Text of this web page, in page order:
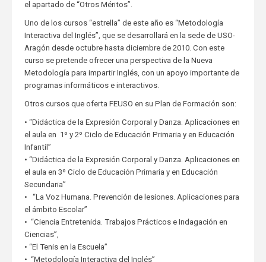
el apartado de “Otros Méritos”.
Uno de los cursos “estrella” de este año es “Metodología
Interactiva del Inglés”, que se desarrollará en la sede de USO-
Aragón desde octubre hasta diciembre de 2010. Con este
curso se pretende ofrecer una perspectiva de la Nueva
Metodología para impartir Inglés, con un apoyo importante de
programas informáticos e interactivos.
Otros cursos que oferta FEUSO en su Plan de Formación son:
• “Didáctica de la Expresión Corporal y Danza. Aplicaciones en
el aula en 1º y 2º Ciclo de Educación Primaria y en Educación
Infantil”
• “Didáctica de la Expresión Corporal y Danza. Aplicaciones en
el aula en 3º Ciclo de Educación Primaria y en Educación
Secundaria”
• “La Voz Humana. Prevención de lesiones. Aplicaciones para
el ámbito Escolar”
• “Ciencia Entretenida. Trabajos Prácticos e Indagación en
Ciencias”,
• “El Tenis en la Escuela”
• “Metodología Interactiva del Inglés”